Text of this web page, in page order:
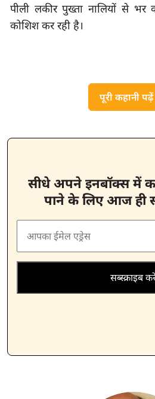
पीली लकीर पुख्ता नालियों से
कोशिश कर रही है।
सीधे अपने इनबॉक्स में
पाने के लिए आज ही
सब्स्क्राइब